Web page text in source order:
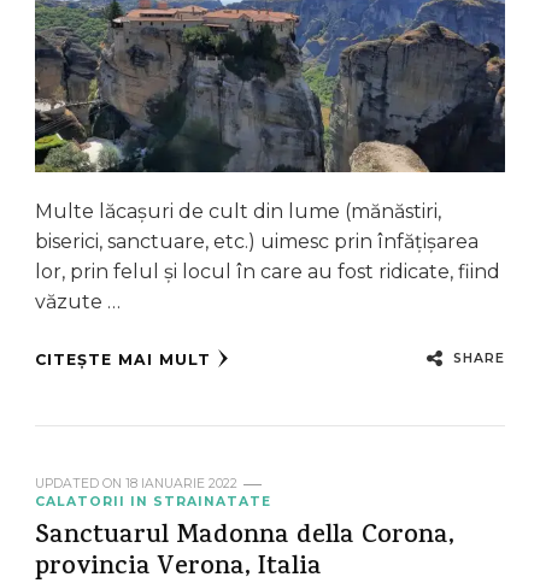
Multe lăcașuri de cult din lume (mănăstiri,
biserici, sanctuare, etc.) uimesc prin înfățișarea
lor, prin felul și locul în care au fost ridicate, fiind
văzute …
CITEȘTE MAI MULT SHARE
UPDATED ON 18 IANUARIE 2022
CALATORII IN STRAINATATE
Sanctuarul Madonna della Corona,
provincia Verona, Italia